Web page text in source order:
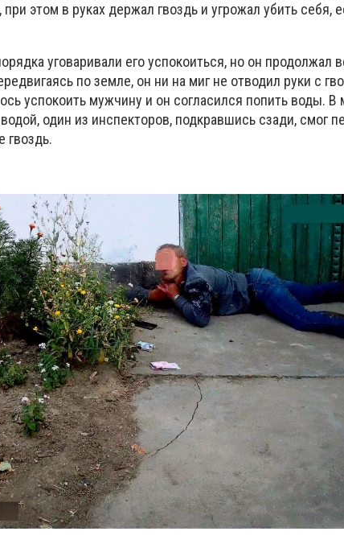
этом в руках держал гвоздь и угрожал убить себя,
уговаривали его успокоиться, но он продолжал
по земле, он ни на миг не отводил руки с
успокоить мужчину и он согласился попить воды. В
один из инспекторов, подкравшись сзади, смог
гвоздь.